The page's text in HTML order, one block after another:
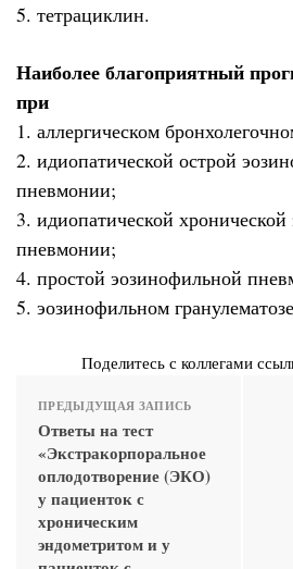
5. тетрациклин.
Наиболее благоприятный
при
1. аллергическом
2. идиопатической острой
пневмонии;
3. идиопатической хронической
пневмонии;
4. простой эозинофильной
5. эозинофильном
Поделитесь с коллегами
ПРЕДЫДУЩАЯ ЗАПИСЬ
Ответы на тест
«Экстракорпоральное
оплодотворение (ЭКО)
у пациенток с
хроническим
эндометритом и у